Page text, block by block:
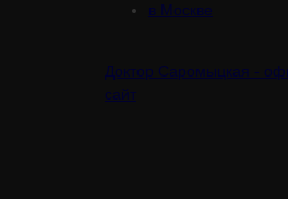
в Москве
Доктор Саромыцкая -
сайт